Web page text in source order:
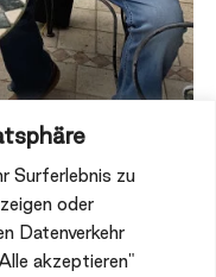
Surferlebnis zu
oder
Datenverkehr
akzeptieren"
lässt sich im
Eisdiele?